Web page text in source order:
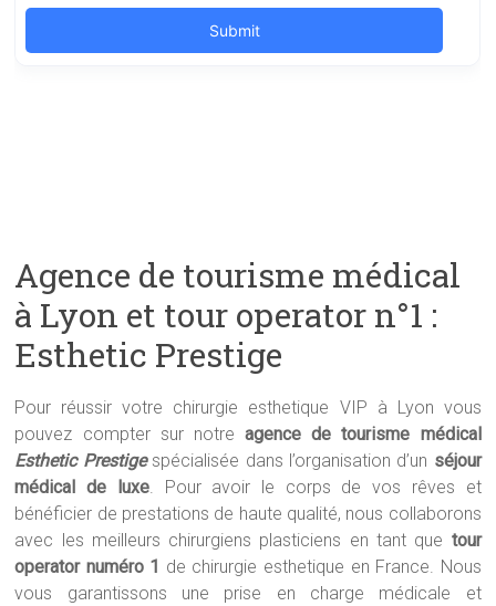
Agence de tourisme médical
à Lyon et tour operator n°1 :
Esthetic Prestige
Pour réussir votre chirurgie esthetique VIP à Lyon vous
pouvez compter sur notreagence de tourisme médical
Esthetic Prestigespécialisée dans l’organisation d’un séjour
médical de luxe. Pour avoir le corps de vos rêves et
bénéficier de prestations de haute qualité, nous collaborons
avec les meilleurs chirurgiens plasticiens en tant que tour
operator numéro 1 de chirurgie esthetique en France. Nous
vous garantissons une prise en charge médicale et